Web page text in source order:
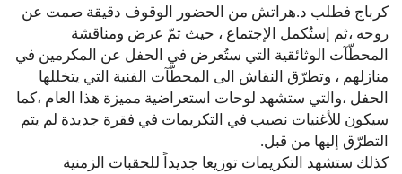
كرباج فطلب د.هراتش من الحضور الوقوف دقيقة صمت عن
روحه ،ثم إستُكمل الإجتماع ، حيث تمّ عرض ومناقشة
المحطّآت الوثائقية التي ستُعرض في الحفل عن المكرمين في
منازلهم ، وتطرّق النقاش الى المحطّآت الفنية التي يتخللها
الحفل ،والتي ستشهد لوحات استعراضية مميزة هذا العام ،كما
سيكون للأغنيات نصيب في التكريمات في فقرة جديدة لم يتم
التطرّق إليها من قبل.
كذلك ستشهد التكريمات توزيعا جديداً للحقبات الزمنية